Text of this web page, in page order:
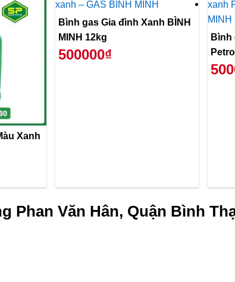
Bình gas Gia đình Xanh BÌNH
MINH 12kg
500000₫
Bình
Phan Văn Hân, Quận Bình